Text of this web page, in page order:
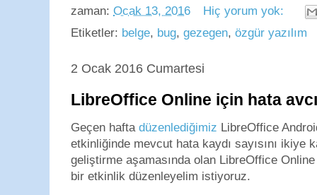
zaman: Ocak 13, 2016
Hiç yorum yok:
Etiketler: belge, bug, gezegen, özgür yazılım
2 Ocak 2016 Cumartesi
LibreOffice Online için hata
Geçen hafta düzenlediğimiz LibreOffice
etkinliğinde mevcut hata kaydı sayısını ikiye
geliştirme aşamasında olan LibreOffice
bir etkinlik düzenleyelim istiyoruz.